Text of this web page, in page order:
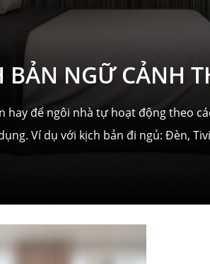
BẢN NGỮ CẢNH
hay để ngôi nhà tự hoạt động theo
Ví dụ với kịch bản đi ngủ: Đèn,